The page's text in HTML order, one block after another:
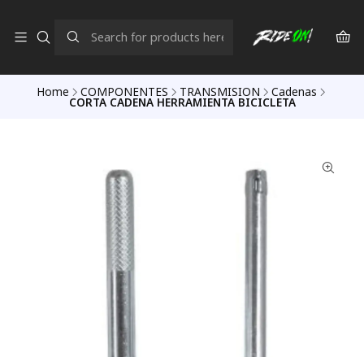
Home COMPONENTES TRANSMISION Cadenas
CORTA CADENA HERRAMIENTA BICICLETA